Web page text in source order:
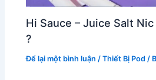
Hi Sauce – Juice Salt
?
Để lại một bình luận /Thiết Bị Pod /